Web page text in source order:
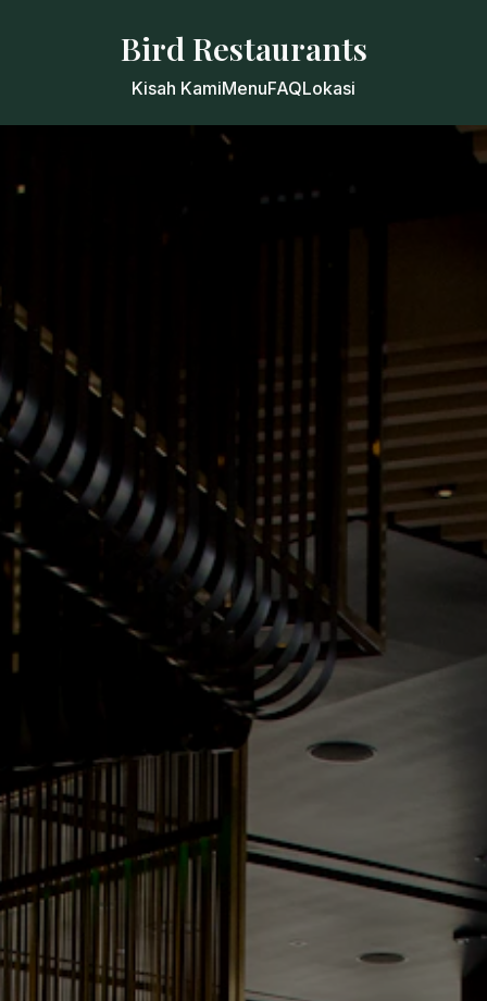
Bird Restaurants
Kisah KamiMenuFAQLokasi